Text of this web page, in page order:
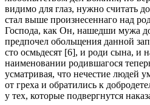
видимо для глаз, нужно считать
стал выше произнесеннаго над
Господа, как Он, нашедши мужа
предпочел обольщения данной
сто осмьдесят [6], и роди сына, и
наименовании родившагося
усматривая, что нечестие людей
от греха и обратились к
у тех, которые подвергнутся